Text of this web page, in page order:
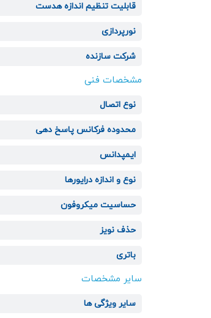
قابلیت تنظیم اندازه هدست
نورپردازی
شرکت سازنده
مشخصات فنی
نوع اتصال
محدوده فرکانس پاسخ دهی
ایمپدانس
نوع و اندازه درایورها
حساسیت میکروفون
حذف نویز
باتری
سایر مشخصات
سایر ویژگی ها